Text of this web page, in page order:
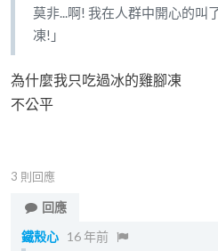
莫非...啊! 我在人群中開心的叫
凍!」
為什麼我只吃過冰的雞腳凍
不公平
3 則回應
回應
鐵殼心 16 年前